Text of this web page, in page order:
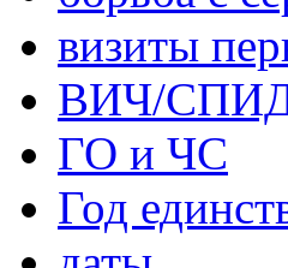
визиты
ВИЧ/
ГО и ЧС
Год